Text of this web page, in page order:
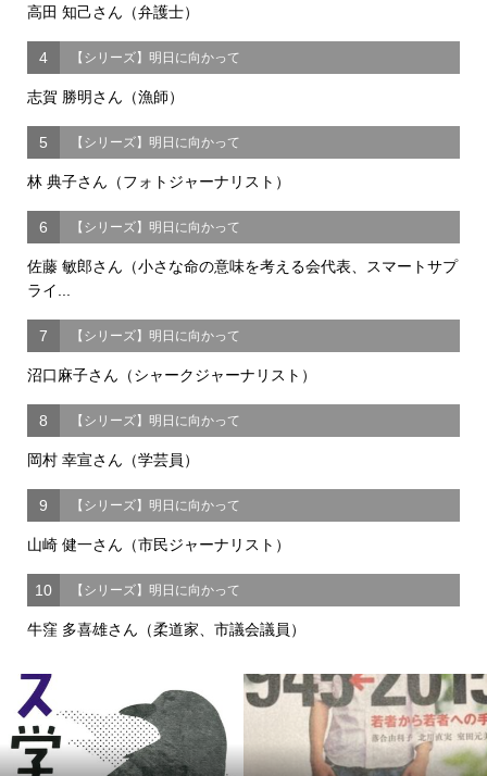
高田 知己さん（弁護士）
4 【シリーズ】明日に向かって
志賀 勝明さん（漁師）
5 【シリーズ】明日に向かって
林 典子さん（フォトジャーナリスト）
6 【シリーズ】明日に向かって
佐藤 敏郎さん（小さな命の意味を考える会代表、スマートサプ
ライ...
7 【シリーズ】明日に向かって
沼口麻子さん（シャークジャーナリスト）
8 【シリーズ】明日に向かって
岡村 幸宣さん（学芸員）
9 【シリーズ】明日に向かって
山崎 健一さん（市民ジャーナリスト）
10 【シリーズ】明日に向かって
牛窪 多喜雄さん（柔道家、市議会議員）